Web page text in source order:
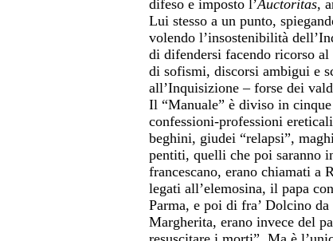
difeso e imposto l’Auctoritas,
Lui stesso a un punto,
volendo l’insostenibilità
di difendersi facendo ricorso
di sofismi, discorsi ambigui e
all’Inquisizione – forse dei
Il “Manuale” è diviso in
confessioni-professioni
beghini, giudei “relapsi”,
pentiti, quelli che poi saranno
francescano, erano chiamati a
legati all’elemosina, il papa
Parma, e poi di fra’ Dolcino
Margherita, erano invece del